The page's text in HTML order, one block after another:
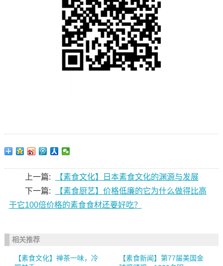
上一篇:
【素食文化】日本素食文化的渊源与发展
下一篇:
【素食厨艺】价格低廉的它为什么做得比高
于它100倍价格的素食食材还要好吃？
相关推荐
【素食文化】禅茶一味，冷
【素食新闻】第77届美国金